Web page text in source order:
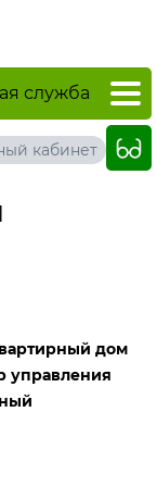
служба
кабинет
дом
управления